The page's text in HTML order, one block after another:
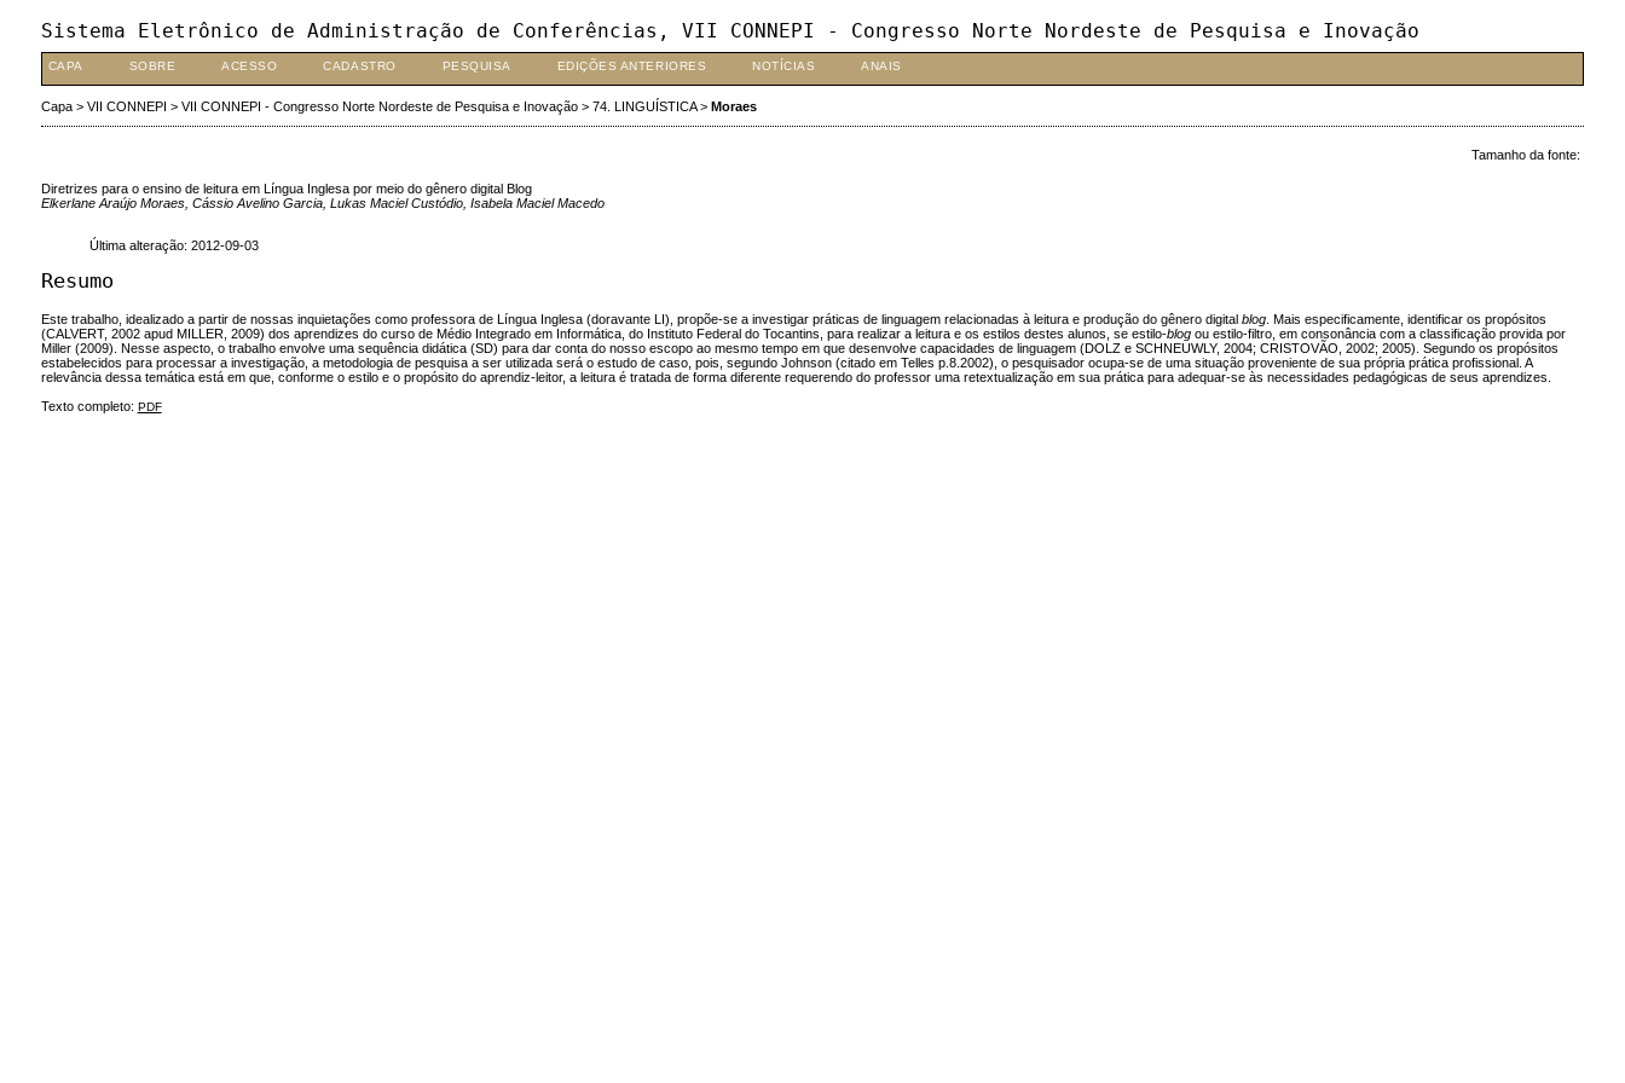
Sistema Eletrônico de Administração de Conferências, VII CONNEPI - Congresso Norte Nordeste de Pesquisa e Inovação
CAPA SOBRE ACESSO CADASTRO PESQUISA EDIÇÕES ANTERIORES NOTÍCIAS ANAIS
Capa> VII CONNEPI > VII CONNEPI - Congresso Norte Nordeste de Pesquisa e Inovação> 74. LINGUÍSTICA> Moraes
Tamanho da fonte:
Diretrizes para o ensino de leitura em Língua Inglesa por meio do gênero digital Blog
Elkerlane Araújo Moraes, Cássio Avelino Garcia, Lukas Maciel Custódio, Isabela Maciel Macedo
Última alteração: 2012-09-03
Resumo
Este trabalho, idealizado a partir de nossas inquietações como professora de Língua Inglesa (doravante LI), propõe-se a investigar práticas de linguagem relacionadas à leitura e produção do gênero digital blog. Mais especificamente, identificar os propósitos
(CALVERT, 2002 apud MILLER, 2009) dos aprendizes do curso de Médio Integrado em Informática, do Instituto Federal do Tocantins, para realizar a leitura e os estilos destes alunos, se estilo-blogou estilo-filtro, em consonância com a classificação provida por
Miller (2009). Nesse aspecto, o trabalho envolve uma sequência didática (SD) para dar conta do nosso escopo ao mesmo tempo em que desenvolve capacidades de linguagem (DOLZ e SCHNEUWLY, 2004; CRISTOVÃO, 2002; 2005). Segundo os propósitos
estabelecidos para processar a investigação, a metodologia de pesquisa a ser utilizada será o estudo de caso, pois, segundo Johnson (citado em Telles p.8.2002), o pesquisador ocupa-se de uma situação proveniente de sua própria prática profissional. A
relevância dessa temática está em que, conforme o estilo e o propósito do aprendiz-leitor, a leitura é tratada de forma diferente requerendo do professor uma retextualização em sua prática para adequar-se às necessidades pedagógicas de seus aprendizes.
Texto completo: PDF